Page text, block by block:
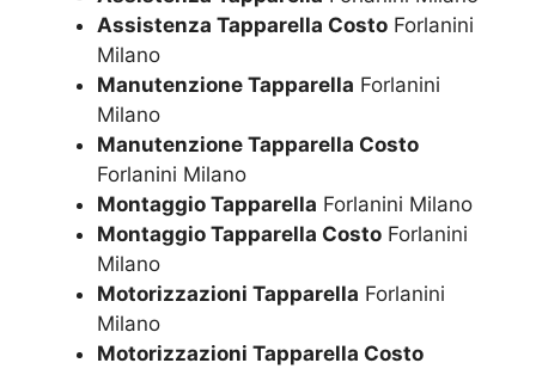
Assistenza Tapparella Costo Forlanini
Milano
Manutenzione Tapparella Forlanini
Milano
Manutenzione Tapparella Costo
Forlanini Milano
Montaggio Tapparella Forlanini Milano
Montaggio Tapparella Costo Forlanini
Milano
Motorizzazioni Tapparella Forlanini
Milano
Motorizzazioni Tapparella Costo